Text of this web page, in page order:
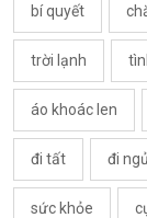
bí quyết
trời lạnh
áo khoác len
đi tất đi ngủ
sức khỏe